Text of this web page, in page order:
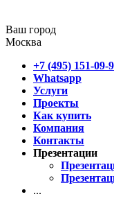
Ваш город
Москва
+7 (495) 151-09-
Whatsapp
Услуги
Проекты
Как купить
Компания
Контакты
Презентации
...